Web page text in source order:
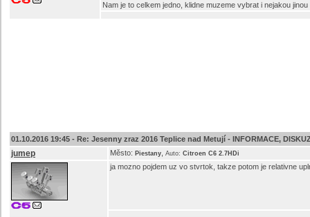
Nam je to celkem jedno, klidne muzeme vybrat i nejakou jinou
01.10.2016 19:45 - Re: Jesenny zraz 2016 Teplice nad Metují - INFORMACE,
jumep Město: Piestany Auto: Citroen C6 2.7HDi
ja mozno pojdem uz vo stvrtok, takze potom je relativne